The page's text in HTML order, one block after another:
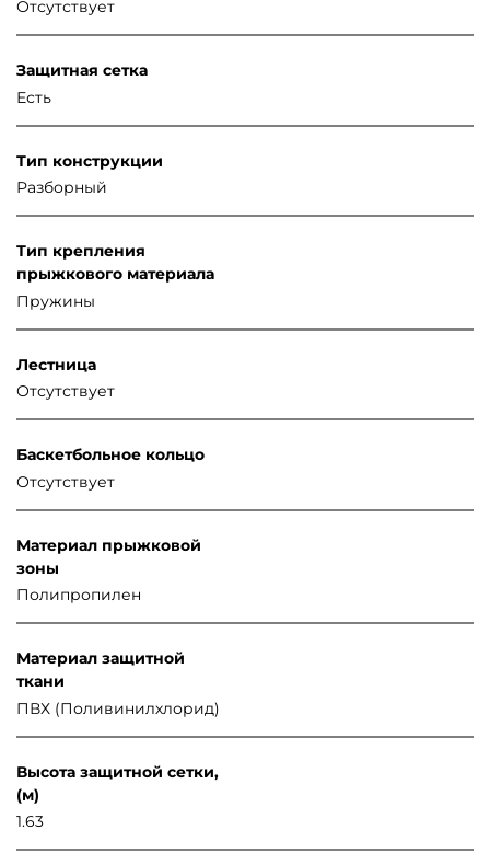
Отсутствует
Защитная сетка
Есть
Тип конструкции
Разборный
Тип крепления
прыжкового материала
Пружины
Лестница
Отсутствует
Баскетбольное кольцо
Отсутствует
Материал прыжковой
зоны
Полипропилен
Материал защитной
ткани
ПВХ (Поливинилхлорид)
Высота защитной сетки,
(м)
1.63